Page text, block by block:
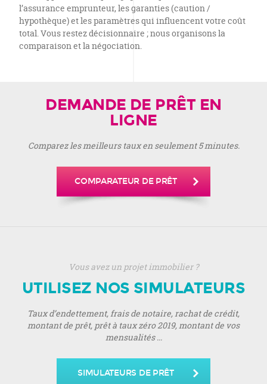
l’assurance emprunteur, les garanties (caution /
hypothèque) et les paramètres qui influencent votre coût
total. Vous restez décisionnaire ; nous organisons la
comparaison et la négociation.
DEMANDE DE PRÊT EN
LIGNE
Comparez les meilleurs taux en seulement 5 minutes.
COMPARATEUR DE PRÊT
Vous avez un projet immobilier ?
UTILISEZ NOS SIMULATEURS
Taux d’endettement, frais de notaire, rachat de crédit,
montant de prêt, prêt à taux zéro 2019, montant de vos
mensualités ...
SIMULATEURS DE PRÊT